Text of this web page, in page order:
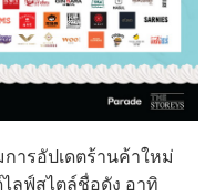
รอัปเดตร้านค้าใหม่
ลฟ์สไตล์ชื่อดัง อาทิ